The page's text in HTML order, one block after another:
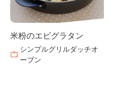
米粉のエビグラタン
シンプルグリルダッチオ
ーブン